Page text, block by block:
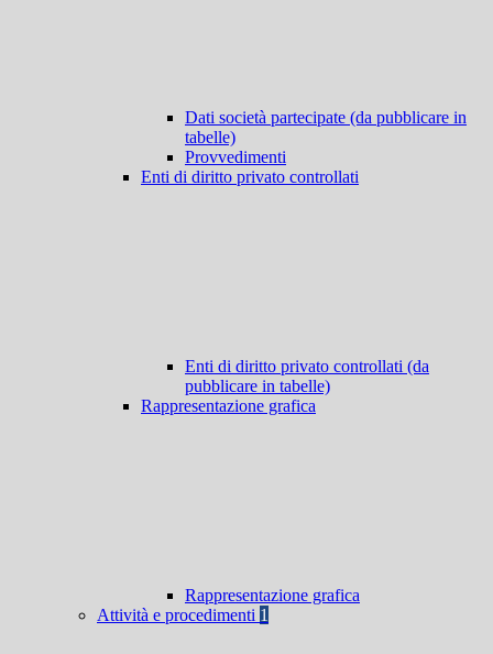
Dati società partecipate (da pubblicare in
tabelle)
Provvedimenti
Enti di diritto privato controllati
Enti di diritto privato controllati (da
pubblicare in tabelle)
Rappresentazione grafica
Rappresentazione grafica
Attività e procedimenti 1